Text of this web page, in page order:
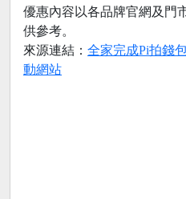
優惠內容以各品牌官網及門
供參考。
來源連結： 全家完成Pi拍錢
動網站